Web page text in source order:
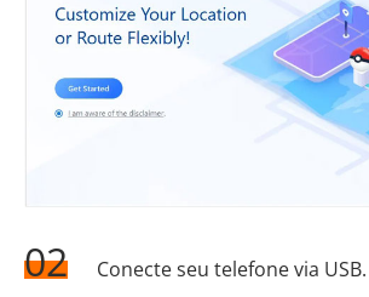
02
Conecte seu telefone via